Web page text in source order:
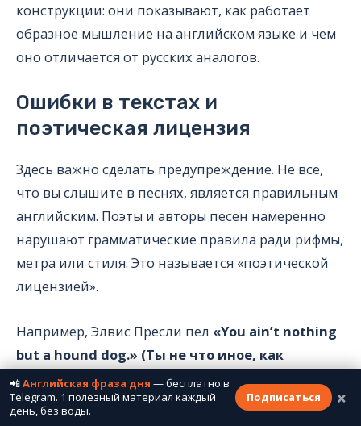
конструкции: они показывают, как работает
образное мышление на английском языке и чем
оно отличается от русских аналогов.
Ошибки в текстах и
поэтическая лицензия
Здесь важно сделать предупреждение. Не всё,
что вы слышите в песнях, является правильным
английским. Поэты и авторы песен намеренно
нарушают грамматические правила ради рифмы,
метра или стиля. Это называется «поэтической
лицензией».
Например, Элвис Пресли пел «You ain’t nothing
but a hound dog.» (Ты не что иное, как
дворняжка.)Здесь сразу два отступления от
стандартной грамматики:ain’t вместоareи
📲Английская фраза дня — бесплатно в
Telegram. 1 полезный материал каждый
день, без воды.
Подписаться ×